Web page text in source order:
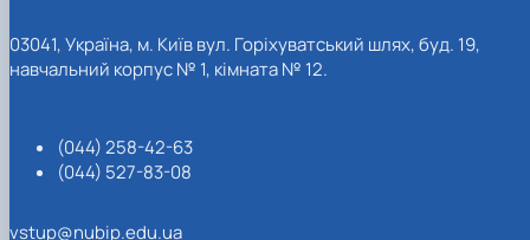
03041, Україна, м. Київ вул. Горіхуватський шлях, буд. 19,
навчальний корпус № 1, кімната № 12.
(044) 258-42-63
(044) 527-83-08
vstup@nubip.edu.ua